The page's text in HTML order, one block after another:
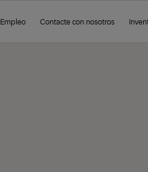
Empleo Contacte con nosotros